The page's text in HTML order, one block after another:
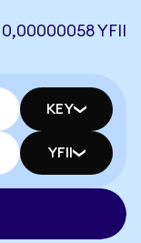
YFII
KEY
YFII